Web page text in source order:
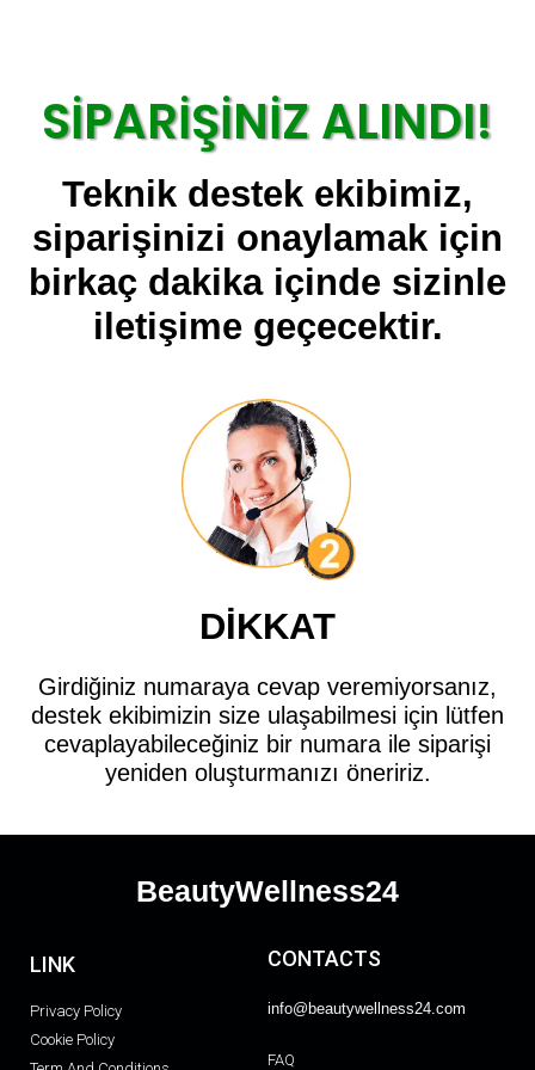
SİPARİŞİNİZ ALINDI!
Teknik destek ekibimiz,
siparişinizi onaylamak için
birkaç dakika içinde sizinle
iletişime geçecektir.
DİKKAT
Girdiğiniz numaraya cevap veremiyorsanız,
destek ekibimizin size ulaşabilmesi için lütfen
cevaplayabileceğiniz bir numara ile siparişi
yeniden oluşturmanızı öneririz.
BeautyWellness24
LINK
Privacy Policy
Cookie Policy
CONTACTS
info@beautywellness24.com
FAQ